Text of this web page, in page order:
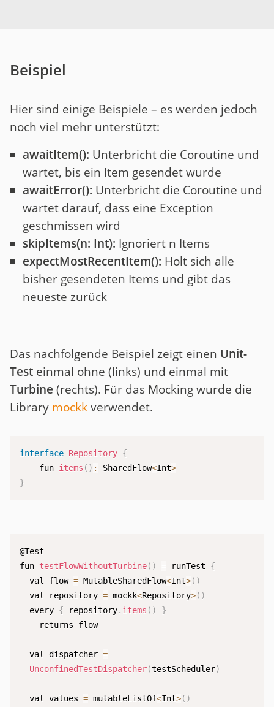
Beispiel
Hier sind einige Beispiele – es werden jedoch
noch viel mehr unterstützt:
awaitItem(): Unterbricht die Coroutine und
wartet, bis ein Item gesendet wurde
awaitError(): Unterbricht die Coroutine und
wartet darauf, dass eine Exception
geschmissen wird
skipItems(n: Int): Ignoriert n Items
expectMostRecentItem(): Holt sich alle
bisher gesendeten Items und gibt das
neueste zurück
Das nachfolgende Beispiel zeigt einen Unit-
Test einmal ohne (links) und einmal mit
Turbine (rechts). Für das Mocking wurde die
Library mockkverwendet.
interface Repository {
    fun
items ( ) : SharedFlow<Int>
}
@Test
fun testFlowWithoutTurbine( ) = runTest {
  val flow
= MutableSharedFlow<Int>( )
  val repository
= mockk<Repository>( )
  every
{ repository. items ( )
}
    returns flow
  val dispatcher
=
UnconfinedTestDispatcher(testScheduler)
  val values
= mutableListOf<Int>( )